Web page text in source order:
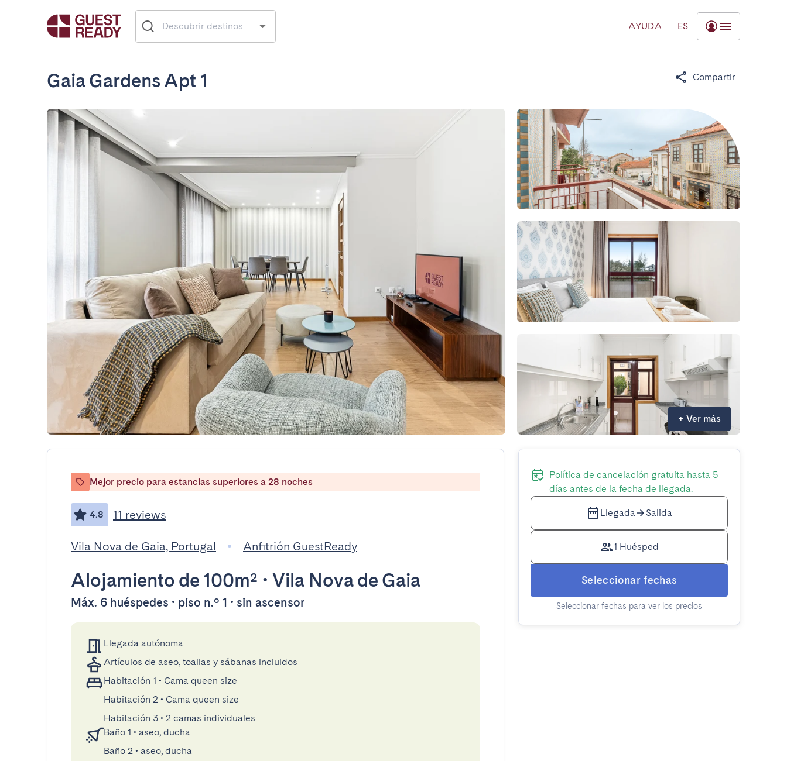
AYUDA ES
Gaia Gardens Apt 1 Compartir
+ Ver más
Mejor precio para estancias superiores a 28 noches
4.8 11 reviews
Vila Nova de Gaia, Portugal Anfitrión GuestReady
Alojamiento de 100m² • Vila Nova de Gaia
Máx. 6 huéspedes • piso n.º 1 • sin ascensor
Llegada autónoma
Artículos de aseo, toallas y sábanas incluidos
Habitación 1 • Cama queen size
Habitación 2 • Cama queen size
Habitación 3 • 2 camas individuales
Baño 1 • aseo, ducha
Baño 2 • aseo, ducha
Política de cancelación gratuita hasta 5
días antes de la fecha de llegada.
Llegada Salida
1 Huésped
Seleccionar fechas
Seleccionar fechas para ver los precios